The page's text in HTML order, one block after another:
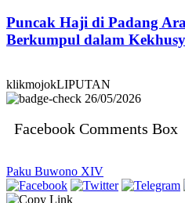
Puncak Haji di Padang
Berkumpul dalam
klikmojokLIPUTAN
26/05/2026
Facebook Comments Box
Paku Buwono XIV